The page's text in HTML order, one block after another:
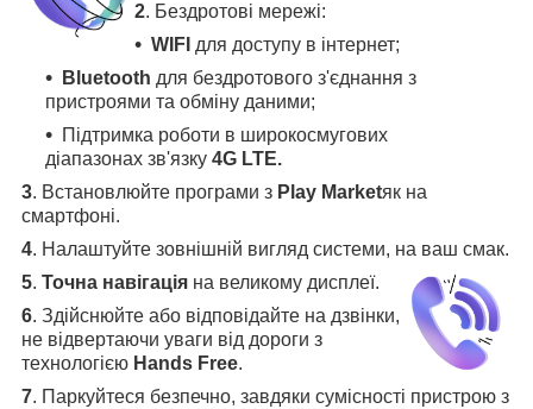
2. Бездротові мережі:
WIFI для доступу в інтернет;
Bluetooth для бездротового з'єднання з
пристроями та обміну даними;
Підтримка роботи в широкосмугових
діапазонах зв'язку 4G LTE.
3. Встановлюйте програми з Play Marketяк на
смартфоні.
4. Налаштуйте зовнішній вигляд системи, на ваш смак.
5. Точна навігація на великому дисплеї.
6. Здійснюйте або відповідайте на дзвінки,
не відвертаючи уваги від дороги з
технологією Hands Free.
7. Паркуйтеся безпечно, завдяки сумісності пристрою з